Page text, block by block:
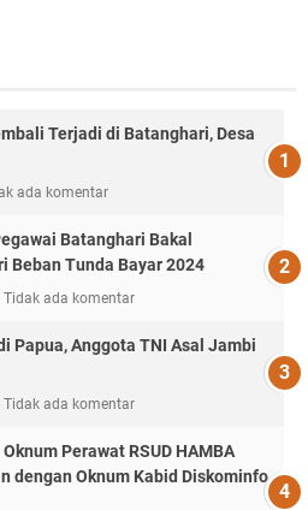
Terjadi di Batanghari, Desa
ada komentar
Batanghari Bakal
Beban Tunda Bayar 2024
Tidak ada komentar
Papua, Anggota TNI Asal Jambi
Tidak ada komentar
Perawat RSUD HAMBA
dengan Oknum Kabid Diskominfo